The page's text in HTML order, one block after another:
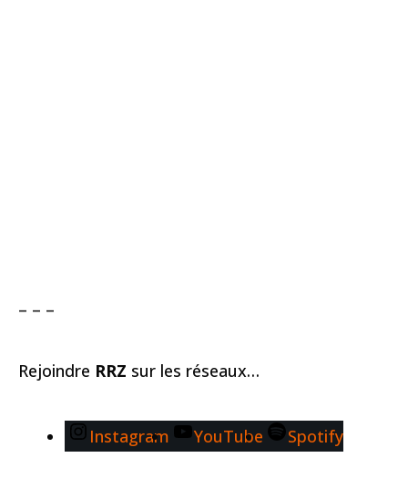
– – –
Rejoindre RRZ sur les réseaux…
Instagram YouTube Spotify